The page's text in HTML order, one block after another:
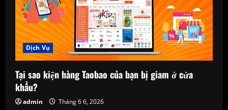
a
t
i
o
n
Dịch Vụ
Tại sao kiện hàng Taobao của bạn bị giam ở cửa
khẩu?
admin Tháng 6 6, 2026